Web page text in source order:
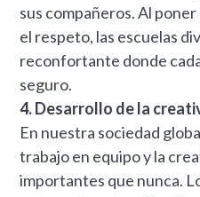
sus compañeros. Al
el respeto, las escuelas
reconfortante donde
seguro.
4. Desarrollo de la
En nuestra sociedad
trabajo en equipo y la
importantes que nunca.